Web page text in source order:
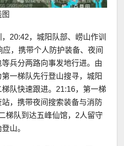
20:42，城阳队部、崂山作训
，携带个人防护装备、夜间
兵分两路向事发地行进。由
一梯队先行登山搜寻，城阳
队快速跟进。21:16，第一梯
，携带夜间搜索装备与消防
梯队到达五峰仙馆，2人留守
山。